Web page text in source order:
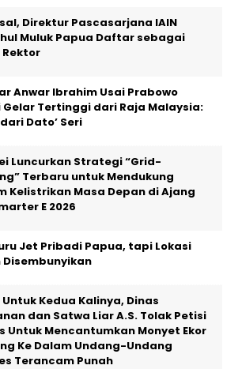
Direktur Pascasarjana IAIN
Muluk Papua Daftar sebagai
Rektor
Anwar Ibrahim Usai Prabowo
Gelar Tertinggi dari Raja Malaysia:
Dato’ Seri
Luncurkan Strategi “Grid-
Terbaru untuk Mendukung
Kelistrikan Masa Depan di Ajang
E 2026
Jet Pribadi Papua, tapi Lokasi
Disembunyikan
Untuk Kedua Kalinya, Dinas
dan Satwa Liar A.S. Tolak Petisi
Untuk Mencantumkan Monyet Ekor
Ke Dalam Undang-Undang
Terancam Punah